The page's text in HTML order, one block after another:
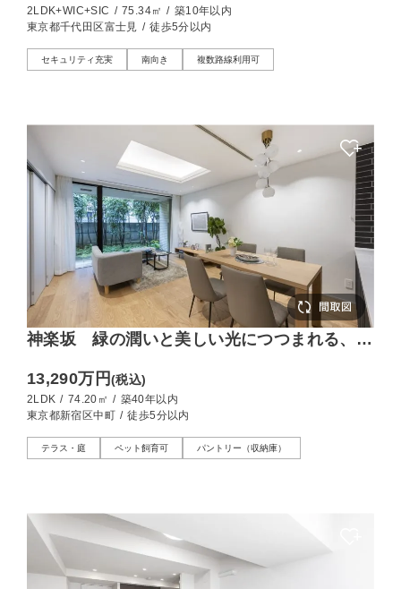
2LDK+WIC+SIC / 75.34㎡ / 築10年以内
東京都千代田区富士見 / 徒歩5分以内
セキュリティ充実 南向き 複数路線利用可
神楽坂 緑の潤いと美しい光につつまれる、テ
13,290万円(税込)
2LDK / 74.20㎡ / 築40年以内
東京都新宿区中町 / 徒歩5分以内
テラス・庭 ペット飼育可 パントリー（収納庫）